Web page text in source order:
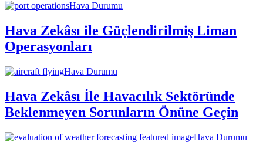
Hava Durumu
Hava Zekâsı ile Güçlendirilmiş Liman
Operasyonları
Hava Durumu
Hava Zekâsı İle Havacılık Sektöründe
Beklenmeyen Sorunların Önüne Geçin
Hava Durumu